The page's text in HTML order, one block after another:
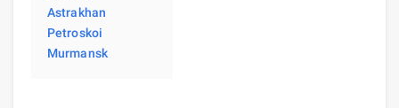
Astrakhan
Petroskoi
Murmansk